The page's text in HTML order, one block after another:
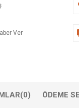
Ver
(0) ÖDEME